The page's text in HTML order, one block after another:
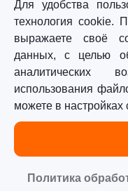
©«Sturm!» 2011–2026
Все права защищены.
Политика обработки
Для удобства
технология cookie.
выражаете своё
данных, с целью
аналитических
использования
можете в настройках
Политика